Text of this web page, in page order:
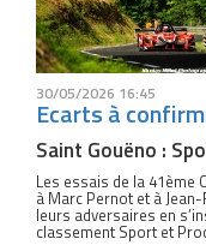
30/05/2026 16:45
Ecarts à
Saint Gouëno :
Les essais de la 41ème
à Marc Pernot et à
leurs adversaires en
classement Sport et